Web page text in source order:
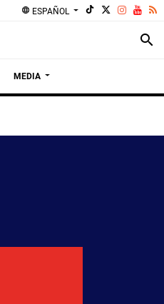
language ESPAÑOL
search
MEDIA